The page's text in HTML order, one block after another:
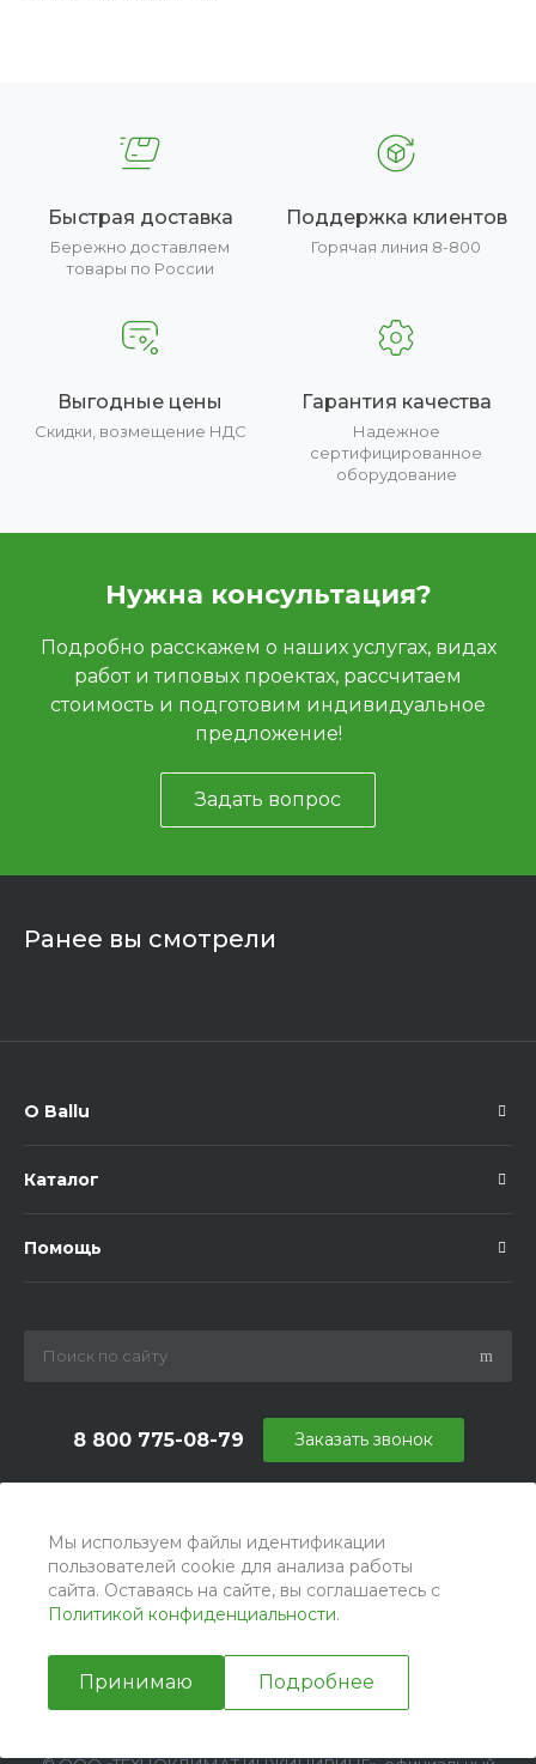
Мы используем файлы идентификации
пользователей cookie для анализа работы
сайта. Оставаясь на сайте, вы соглашаетесь с
Политикой конфиденциальности.
Принимаю Подробнее
Быстрая доставка
Бережно доставляем
товары по России
Поддержка клиентов
Горячая линия 8-800
Выгодные цены
Скидки, возмещение НДС
Гарантия качества
Надежное
сертифицированное
оборудование
Нужна консультация?
Подробно расскажем о наших услугах, видах
работ и типовых проектах, рассчитаем
стоимость и подготовим индивидуальное
предложение!
Задать вопрос
Ранее вы смотрели
О Ballu
Каталог
Помощь
8 800 775-08-79
г. Москва, БЦ Вятский, ул. Вятская д.70, офис 715
Заказать звонок